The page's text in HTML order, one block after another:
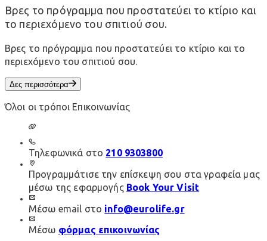
Βρες το πρόγραμμα που προστατεύει το κτίριο και
το περιεχόμενο του σπιτιού σου.
Βρες το πρόγραμμα που προστατεύει το κτίριο και το
περιεχόμενο του σπιτιού σου.
Δες περισσότερα
Όλοι οι τρόποι Επικοινωνίας
Τηλεφωνικά στο 210 9303800
Προγραμμάτισε την επίσκεψη σου στα γραφεία μας
μέσω της εφαρμογής Book Your Visit
Μέσω email στο info@eurolife.gr
Μέσω φόρμας επικοινωνίας